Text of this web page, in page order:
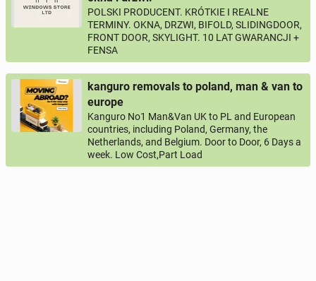
POLSKI PRODUCENT. KRÓTKIE I REALNE
TERMINY. OKNA, DRZWI, BIFOLD, SLIDINGDOOR,
FRONT DOOR, SKYLIGHT. 10 LAT GWARANCJI +
FENSA
kanguro removals to poland, man & van to
europe
Kanguro No1 Man&Van UK to PL and European
countries, including Poland, Germany, the
Netherlands, and Belgium. Door to Door, 6 Days a
week. Low Cost,Part Load